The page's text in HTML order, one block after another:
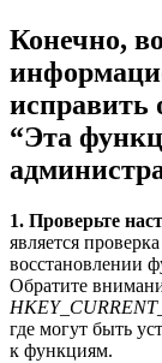
Конечно,
“Эта
1. Проверьте
является
восстановлении
Обратите
где могут быть
к функциям.